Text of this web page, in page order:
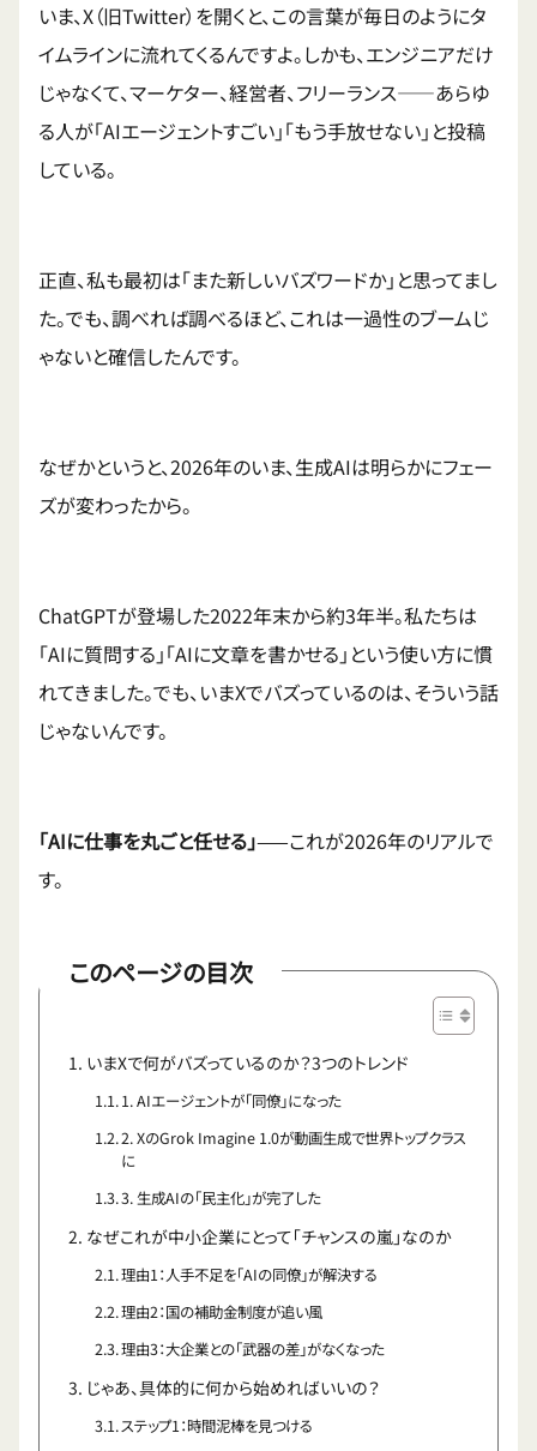
いま、X（旧Twitter）を開くと、この言葉が毎日のようにタ
イムラインに流れてくるんですよ。しかも、エンジニアだけ
じゃなくて、マーケター、経営者、フリーランス——あらゆ
る人が「AIエージェントすごい」「もう手放せない」と投稿
している。
正直、私も最初は「また新しいバズワードか」と思ってまし
た。でも、調べれば調べるほど、これは一過性のブームじ
ゃないと確信したんです。
なぜかというと、2026年のいま、生成AIは明らかにフェー
ズが変わったから。
ChatGPTが登場した2022年末から約3年半。私たちは
「AIに質問する」「AIに文章を書かせる」という使い方に慣
れてきました。でも、いまXでバズっているのは、そういう話
じゃないんです。
「AIに仕事を丸ごと任せる」——これが2026年のリアルで
す。
このページの目次
いまXで何がバズっているのか？3つのトレンド
1. AIエージェントが「同僚」になった
2. XのGrok Imagine 1.0が動画生成で世界トップクラス
に
3. 生成AIの「民主化」が完了した
なぜこれが中小企業にとって「チャンスの嵐」なのか
理由1：人手不足を「AIの同僚」が解決する
理由2：国の補助金制度が追い風
理由3：大企業との「武器の差」がなくなった
じゃあ、具体的に何から始めればいいの？
ステップ1：時間泥棒を見つける